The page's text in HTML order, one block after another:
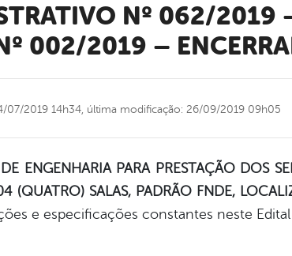
002/2019 –
07/2019 14h34, última modificação: 26/09/2019 09h05
ENGENHARIA PARA PRESTAÇÃO DOS
(QUATRO) SALAS, PADRÃO FNDE,
e especificações constantes neste Edital